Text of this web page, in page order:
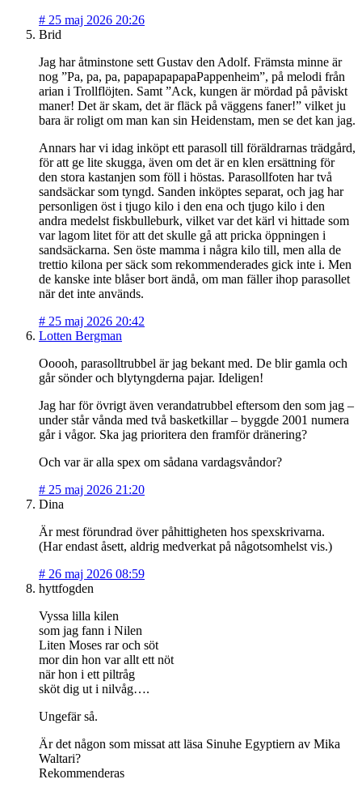
# 25 maj 2026 20:26
Brid
Jag har åtminstone sett Gustav den Adolf. Främsta minne är
nog ”Pa, pa, pa, papapapapapaPappenheim”, på melodi från
arian i Trollflöjten. Samt ”Ack, kungen är mördad på påviskt
maner! Det är skam, det är fläck på väggens faner!” vilket ju
bara är roligt om man kan sin Heidenstam, men se det kan jag.
Annars har vi idag inköpt ett parasoll till föräldrarnas trädgård,
för att ge lite skugga, även om det är en klen ersättning för
den stora kastanjen som föll i höstas. Parasollfoten har två
sandsäckar som tyngd. Sanden inköptes separat, och jag har
personligen öst i tjugo kilo i den ena och tjugo kilo i den
andra medelst fiskbulleburk, vilket var det kärl vi hittade som
var lagom litet för att det skulle gå att pricka öppningen i
sandsäckarna. Sen öste mamma i några kilo till, men alla de
trettio kilona per säck som rekommenderades gick inte i. Men
de kanske inte blåser bort ändå, om man fäller ihop parasollet
när det inte används.
# 25 maj 2026 20:42
Lotten Bergman
Ooooh, parasolltrubbel är jag bekant med. De blir gamla och
går sönder och blytyngderna pajar. Ideligen!
Jag har för övrigt även verandatrubbel eftersom den som jag –
under står vånda med två basketkillar – byggde 2001 numera
går i vågor. Ska jag prioritera den framför dränering?
Och var är alla spex om sådana vardagsvåndor?
# 25 maj 2026 21:20
Dina
Är mest förundrad över påhittigheten hos spexskrivarna.
(Har endast åsett, aldrig medverkat på någotsomhelst vis.)
# 26 maj 2026 08:59
hyttfogden
Vyssa lilla kilen
som jag fann i Nilen
Liten Moses rar och söt
mor din hon var allt ett nöt
när hon i ett piltråg
sköt dig ut i nilvåg….
Ungefär så.
Är det någon som missat att läsa Sinuhe Egyptiern av Mika
Waltari?
Rekommenderas